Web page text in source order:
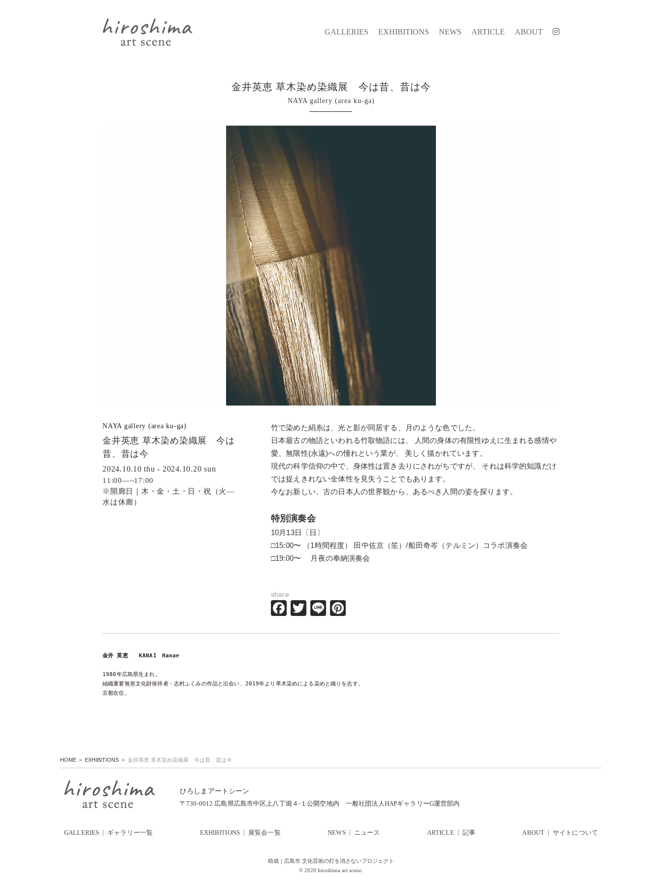
GALLERIES EXHIBITIONS NEWS ARTICLE ABOUT
金井英恵 草木染め染織展 今は昔、昔は今
NAYA gallery (area ku-ga)
NAYA gallery (area ku-ga)
金井英恵 草木染め染織展 今は
昔、昔は今
2024.10.10 thu - 2024.10.20 sun
11:00―~17:00
※開廊日｜木・金・土・日・祝（火―
水は休廊）
竹で染めた絹糸は、光と影が同居する、月のような色でした。
日本最古の物語といわれる竹取物語には、 人間の身体の有限性ゆえに生まれる感情や
愛、無限性(永遠)への憧れという業が、 美しく描かれています。
現代の科学信仰の中で、身体性は置き去りにされがちですが、 それは科学的知識だけ
では捉えきれない全体性を見失うことでもあります。
今なお新しい、古の日本人の世界観から、あるべき人間の姿を探ります。
特別演奏会
10月13日〔日〕
□15:00〜 （1時間程度） 田中佐京（笙）/船田奇岑（テルミン）コラボ演奏会
□19:00〜 月夜の奉納演奏会
share
Facebook
Twitter
Line
金井 英恵　　KANAI　Hanae
1980年広島県生まれ。
紬織重要無形文化財保持者・志村ふくみの作品と出会い、2019年より草木染めによる染めと織りを志す。
京都在住。
HOME EXHIBITIONS 金井英恵 草木染め染織展 今は昔、昔は今
ひろしまアートシーン
〒730-0012 広島県広島市中区上八丁堀４-１公開空地内 一般社団法人HAPギャラリーG運営部内
GALLERIES ギャラリー一覧 EXHIBITIONS 展覧会一覧 NEWS ニュース ARTICLE 記事 ABOUT サイトについて
助成｜広島市 文化芸術の灯を消さないプロジェクト
© 2020 hiroshima art scene.